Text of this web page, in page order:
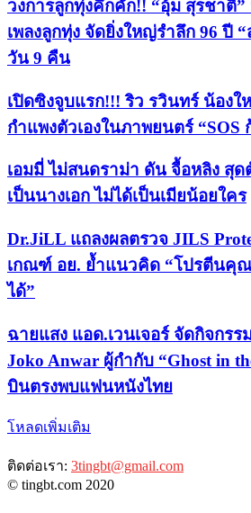
วงการลูกทุ่งคึกคัก!! “อุ้ม สุรชาติ
เพลงลูกทุ่ง จัดยิ่งใหญ่รำลึก 96 ปี
วัน 9 คืน
เปิดซิงจูบแรก!!! ริว รวินทร์ น้องใ
กำแพงตัวเองในภาพยนตร์ “SOS
เอมมี่ ไม่สนดราม่า ดัน จื้อหลิง สุ
เป็นนางเอก ไม่ได้เป็นเมียน้อยใคร
Dr.JiLL แถลงผลตรวจ JILS
เกณฑ์ อย. ย้ำแนวคิด “โปรตีนคุ
ได้”
ฉายแสง แอด.เวนเจอร์ จัดกิจกร
Joko Anwar ผู้กำกับ “Ghost in
บินตรงพบแฟนหนังไทย
โหลดเพิ่มเติม
ติดต่อเรา: 3tingbt@gmail.com
© tingbt.com 2020